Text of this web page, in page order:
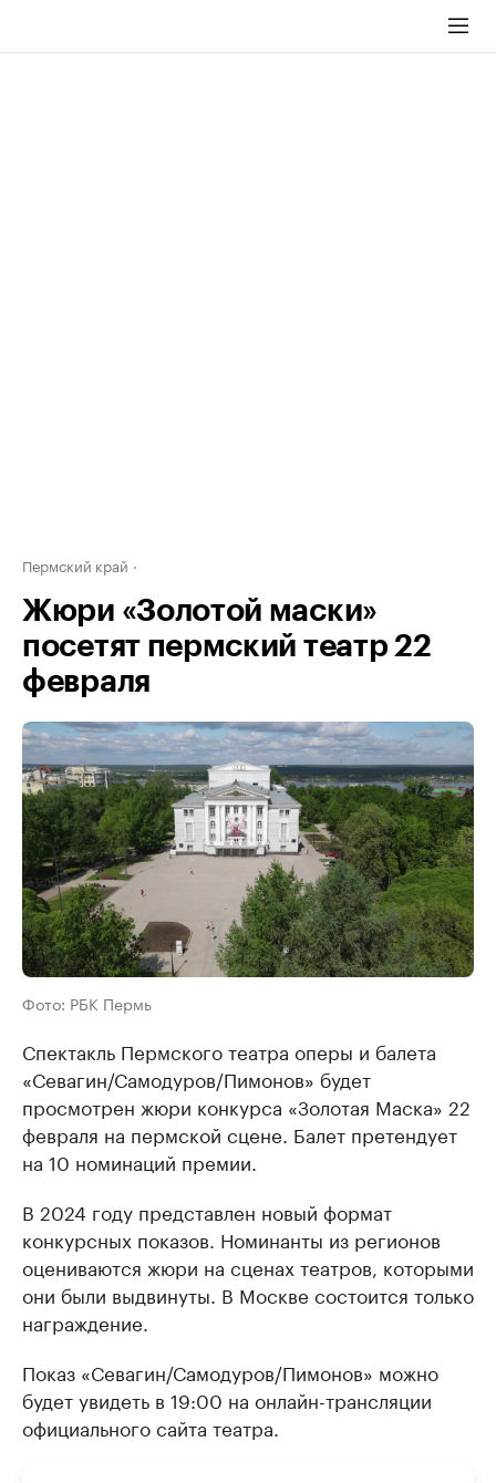
Пермский край
Жюри «Золотой маски»
посетят пермский театр 22
февраля
Фото: РБК Пермь
Спектакль Пермского театра оперы и балета
«Севагин/Самодуров/Пимонов» будет
просмотрен жюри конкурса «Золотая Маска» 22
февраля на пермской сцене. Балет претендует
на 10 номинаций премии.
В 2024 году представлен новый формат
конкурсных показов. Номинанты из регионов
оцениваются жюри на сценах театров, которыми
они были выдвинуты. В Москве состоится только
награждение.
Показ «Севагин/Самодуров/Пимонов» можно
будет увидеть в 19:00 на онлайн-трансляции
официального сайта театра.